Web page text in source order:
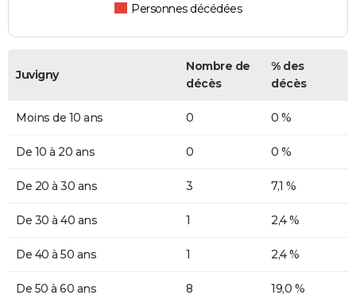
Personnes décédées
Juvigny
Nombre de
décès
% des
décès
Moins de 10 ans 0 0 %
De 10 à 20 ans 0 0 %
De 20 à 30 ans 3 7,1 %
De 30 à 40 ans 1 2,4 %
De 40 à 50 ans 1 2,4 %
De 50 à 60 ans 8 19,0 %